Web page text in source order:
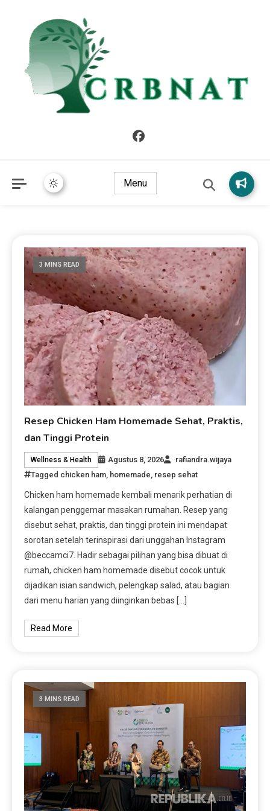
Menu
3 MINS READ
Resep Chicken Ham Homemade Sehat, Praktis,
dan Tinggi Protein
Wellness & Health Agustus 8, 2026
rafiandra.wijaya
Tagged chicken ham homemade resep sehat
Chicken ham homemade kembali menarik perhatian di
kalangan penggemar masakan rumahan. Resep yang
disebut sehat, praktis, dan tinggi protein ini mendapat
sorotan setelah terinspirasi dari unggahan Instagram
@beccamci7. Hadir sebagai pilihan yang bisa dibuat di
rumah, chicken ham homemade disebut cocok untuk
dijadikan isian sandwich, pelengkap salad, atau bagian
dari menu harian yang diinginkan bebas […]
Read More
3 MINS READ